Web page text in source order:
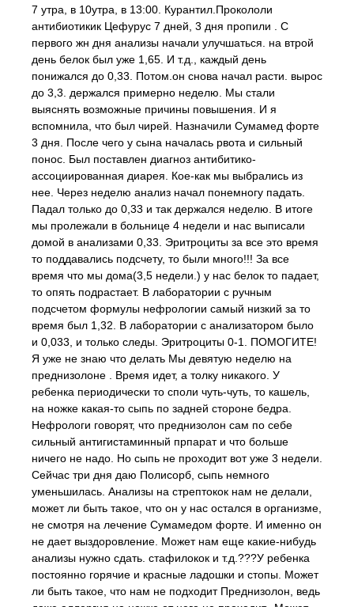
7 утра, в 10утра, в 13:00. Курантил.Прокололи
антибиотикик Цефурус 7 дней, 3 дня пропили . С
первого жн дня анализы начали улучшаться. на втрой
день белок был уже 1,65. И т.д., каждый день
понижался до 0,33. Потом.он снова начал расти. вырос
до 3,3. держался примерно неделю. Мы стали
выяснять возможные причины повышения. И я
вспомнила, что был чирей. Назначили Сумамед форте
3 дня. После чего у сына началась рвота и сильный
понос. Был поставлен диагноз антибитико-
ассоциированная диарея. Кое-как мы выбрались из
нее. Через неделю анализ начал понемногу падать.
Падал только до 0,33 и так держался неделю. В итоге
мы пролежали в больнице 4 недели и нас выписали
домой в анализами 0,33. Эритроциты за все это время
то поддавались подсчету, то были много!!! За все
время что мы дома(3,5 недели.) у нас белок то падает,
то опять подрастает. В лаборатории с ручным
подсчетом формулы нефрологии самый низкий за то
время был 1,32. В лаборатории с анализатором было
и 0,033, и только следы. Эритроциты 0-1. ПОМОГИТЕ!
Я уже не знаю что делать Мы девятую неделю на
преднизолоне . Время идет, а толку никакого. У
ребенка периодически то споли чуть-чуть, то кашель,
на ножке какая-то сыпь по задней стороне бедра.
Нефрологи говорят, что преднизолон сам по себе
сильный антигистаминный прпарат и что больше
ничего не надо. Но сыпь не проходит вот уже 3 недели.
Сейчас три дня даю Полисорб, сыпь немного
уменьшилась. Анализы на стрептокок нам не делали,
может ли быть такое, что он у нас остался в организме,
не смотря на лечение Сумамедом форте. И именно он
не дает выздоровление. Может нам еще какие-нибудь
анализы нужно сдать. стафилокок и т.д.???У ребенка
постоянно горячие и красные ладошки и стопы. Может
ли быть такое, что нам не подходит Преднизолон, ведь